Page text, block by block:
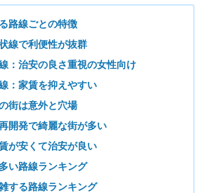
路線ごとの特徴
線で利便性が抜群
：治安の良さ重視の女性向け
：家賃を抑えやすい
街は意外と穴場
開発で綺麗な街が多い
が安くて治安が良い
い路線ランキング
する路線ランキング